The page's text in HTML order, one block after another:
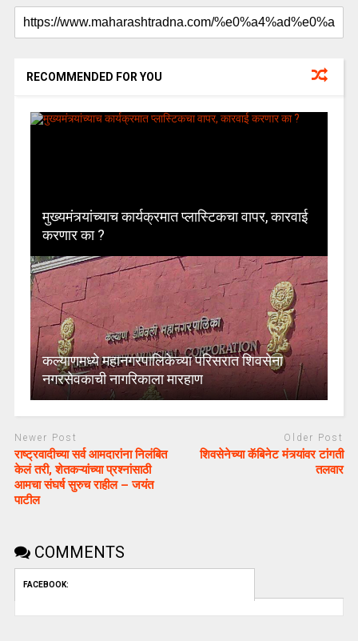
RECOMMENDED FOR YOU
मुख्यमंत्र्यांच्याच कार्यक्रमात प्लास्टिकचा वापर, कारवाई
करणार का ?
कल्याणमध्ये महानगरपालिकेच्या परिसरात शिवसेना
नगरसेवकाची नागरिकाला मारहाण
Newer Post
राष्ट्रवादीच्या सर्व आमदारांना निलंबित
केलं तरी, शेतकऱ्यांच्या प्रश्नांसाठी
आमचा संघर्ष सुरुच राहील – जयंत
पाटील
Older Post
शिवसेनेच्या कॅबिनेट मंत्र्यांवर टांगती
तलवार
COMMENTS
FACEBOOK: